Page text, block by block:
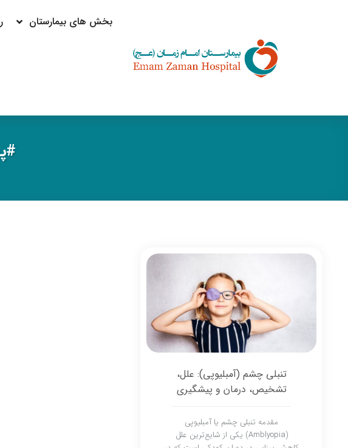
بخش های بیمارستان
تنبلی چشم (آمبلیوپی): علل،
تشخیص، درمان و پیشگیری
مقدمه تنبلی چشم یا آمبلیوپی
(Amblyopia) یکی از شایع‌ترین علل